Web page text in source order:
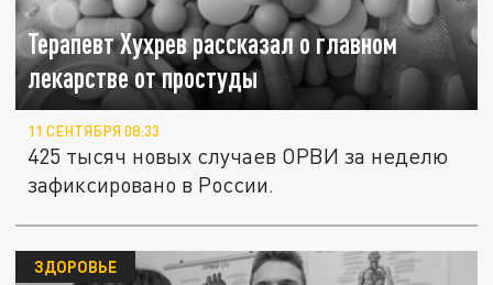
Терапевт Хухрев рассказал о главном
лекарстве от простуды
11 СЕНТЯБРЯ 08:33
425 тысяч новых случаев ОРВИ за неделю
зафиксировано в России.
ЗДОРОВЬЕ